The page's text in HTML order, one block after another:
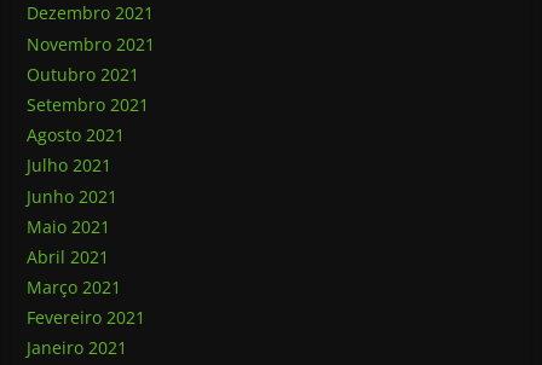
Dezembro 2021
Novembro 2021
Outubro 2021
Setembro 2021
Agosto 2021
Julho 2021
Junho 2021
Maio 2021
Abril 2021
Março 2021
Fevereiro 2021
Janeiro 2021